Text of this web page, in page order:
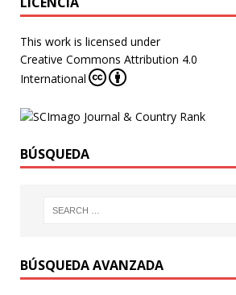
This work is licensed under
Creative Commons Attribution 4.0
International
BÚSQUEDA
BÚSQUEDA AVANZADA